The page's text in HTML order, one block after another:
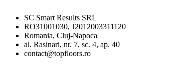
SC Smart Results SRL
RO31001030, J2012003311120
Romania, Cluj-Napoca
al. Rasinari, nr. 7, sc. 4, ap. 40
contact@topfloors.ro